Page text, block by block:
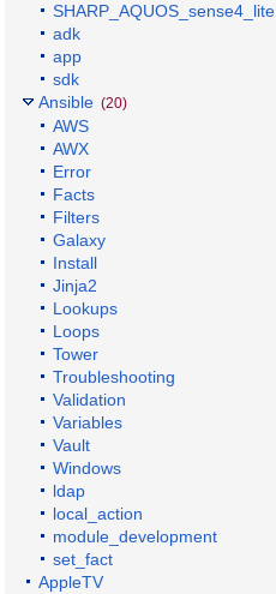
SHARP_AQUOS_sense4_lite
adk
app
sdk
Ansible (20)
AWS
AWX
Error
Facts
Filters
Galaxy
Install
Jinja2
Lookups
Loops
Tower
Troubleshooting
Validation
Variables
Vault
Windows
ldap
local_action
module_development
set_fact
AppleTV